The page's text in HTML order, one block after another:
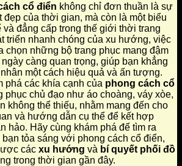
cổ điển không chỉ đơn thuần là sự
của thời gian, mà còn là một biểu
đẳng cấp trong thế giới thời trang
triển nhanh chóng của xu hướng, việc
chọn những bộ trang phục mang đậm
càng quan trọng, giúp bạn khẳng
một cách hiệu quả và ấn tượng.
phá các khía cạnh của phong cách cổ
phục chủ đạo như áo choàng, váy xòe,
không thể thiếu, nhằm mang đến cho
và hướng dẫn cụ thể để kết hợp
hảo. Hãy cùng khám phá để tìm ra
tỏa sáng với phong cách cổ điển,
các xu hướng và bí quyết phối đồ
trong thời gian gần đây.